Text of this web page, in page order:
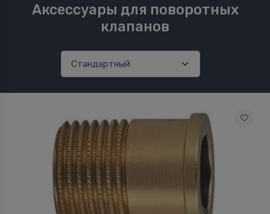
Аксессуары для поворотных
клапанов